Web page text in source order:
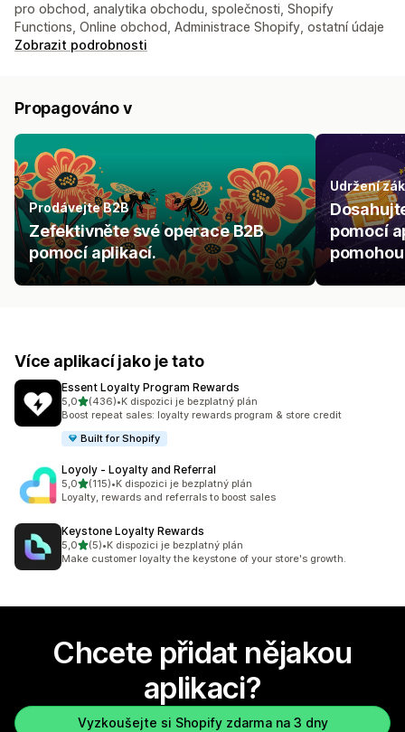
pro obchod, analytika obchodu, společnosti, Shopify
Functions, Online obchod, Administrace Shopify, ostatní údaje
Zobrazit podrobnosti
Propagováno v
Prodávejte B2B
Zefektivněte své operace B2B
pomocí aplikací.
Udržení
pomocí
Více aplikací jako je tato
Essent Loyalty Program Rewards
5,0z 5 hvězd
(436)
Celkový počet recenzí: 436
•K dispozici je bezplatný plán
Boost repeat sales: loyalty rewards program & store credit
Built for Shopify
Loyoly ‑ Loyalty and Referral
5,0z 5 hvězd
(115)
Celkový počet recenzí: 115
•K dispozici je bezplatný plán
Loyalty, rewards and referrals to boost sales
Keystone Loyalty Rewards
5,0z 5 hvězd
(5)
Celkový počet recenzí: 5
•K dispozici je bezplatný plán
Make customer loyalty the keystone of your store's growth.
Chcete přidat nějakou
aplikaci?
Vyzkoušejte si Shopify zdarma na 3 dny